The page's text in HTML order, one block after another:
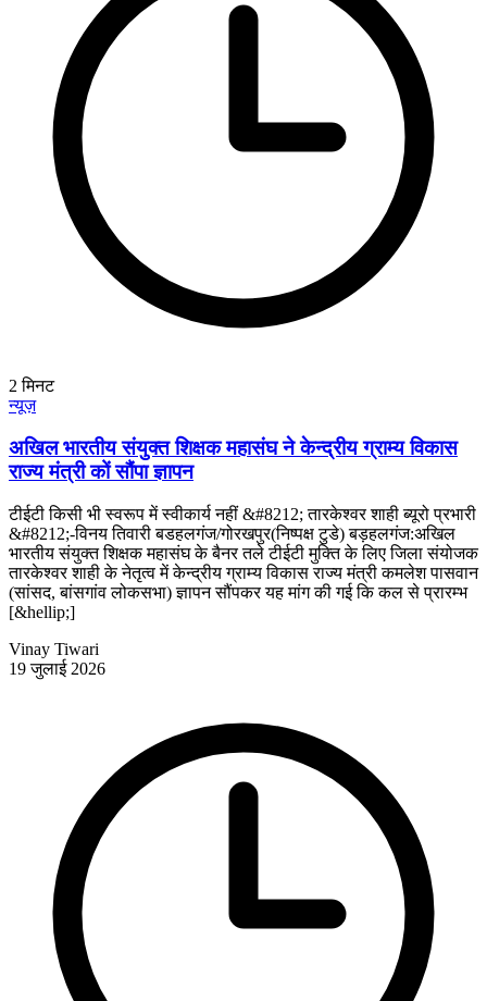
2 मिनट
न्यूज़
अखिल भारतीय संयुक्त शिक्षक महासंघ ने केन्द्रीय ग्राम्य विकास
राज्य मंत्री कों सौंपा ज्ञापन
टीईटी किसी भी स्वरूप में स्वीकार्य नहीं &#8212; तारकेश्वर शाही ब्यूरो प्रभारी
&#8212;-विनय तिवारी बडहलगंज/गोरखपुर(निष्पक्ष टुडे) बड़हलगंज:अखिल
भारतीय संयुक्त शिक्षक महासंघ के बैनर तले टीईटी मुक्ति के लिए जिला संयोजक
तारकेश्वर शाही के नेतृत्व में केन्द्रीय ग्राम्य विकास राज्य मंत्री कमलेश पासवान
(सांसद, बांसगांव लोकसभा) ज्ञापन सौंपकर यह मांग की गई कि कल से प्रारम्भ
[&hellip;]
Vinay Tiwari
19 जुलाई 2026